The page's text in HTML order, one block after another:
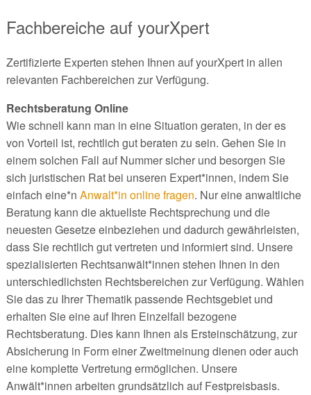
Fachbereiche auf yourXpert
Zertifizierte Experten stehen Ihnen auf yourXpert in allen
relevanten Fachbereichen zur Verfügung.
Rechtsberatung Online
Wie schnell kann man in eine Situation geraten, in der es
von Vorteil ist, rechtlich gut beraten zu sein. Gehen Sie in
einem solchen Fall auf Nummer sicher und besorgen Sie
sich juristischen Rat bei unseren Expert*innen, indem Sie
einfach eine*n Anwalt*in online fragen. Nur eine anwaltliche
Beratung kann die aktuellste Rechtsprechung und die
neuesten Gesetze einbeziehen und dadurch gewährleisten,
dass Sie rechtlich gut vertreten und informiert sind. Unsere
spezialisierten Rechtsanwält*innen stehen Ihnen in den
unterschiedlichsten Rechtsbereichen zur Verfügung. Wählen
Sie das zu Ihrer Thematik passende Rechtsgebiet und
erhalten Sie eine auf Ihren Einzelfall bezogene
Rechtsberatung. Dies kann Ihnen als Ersteinschätzung, zur
Absicherung in Form einer Zweitmeinung dienen oder auch
eine komplette Vertretung ermöglichen. Unsere
Anwält*innen arbeiten grundsätzlich auf Festpreisbasis.